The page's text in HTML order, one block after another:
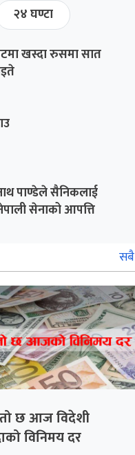
२४ घण्टा
खस्दा रुसमा सात
पाण्डेले सैनिकलाई
सेनाको आपत्ति
सबै
छ आज विदेशी
विनिमय दर